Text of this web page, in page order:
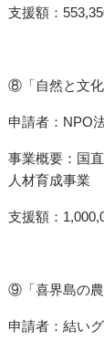
支援額：
⑧「自然と文化
申請者：NPO
事業概要：国
人材育成事業
支援額：
⑨「喜界島の農
申請者：結い